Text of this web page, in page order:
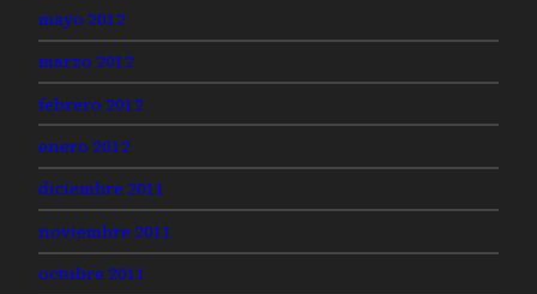
mayo 2012
marzo 2012
febrero 2012
enero 2012
diciembre 2011
noviembre 2011
octubre 2011